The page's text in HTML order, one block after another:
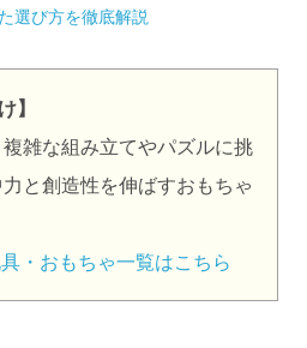
選び方を徹底解説
】
雑な組み立てやパズルに挑
と創造性を伸ばすおもちゃ
・おもちゃ一覧はこちら